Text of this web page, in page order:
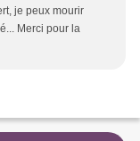
je peux mourir
Merci pour la